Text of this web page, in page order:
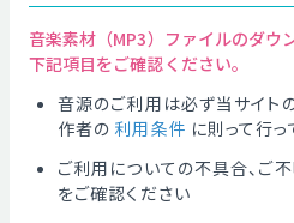
音楽素材（MP3）ファイルのダウ
下記項目をご確認ください。
音源のご利用は必ず当サイト
作者の 利用条件 に則って行っ
ご利用についての不具合、ご
をご確認ください